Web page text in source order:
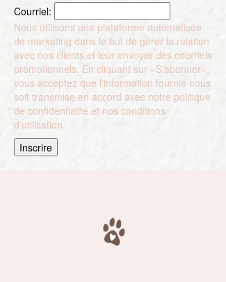
Courriel:
Nous utilisons une plateforme automatisée
de marketing dans le but de gérer la relation
avec nos clients et leur envoyer des courriels
promotionnels. En cliquant sur «S'abonner»,
vous acceptez que l'information fournie nous
soit transmise en accord avec notre politique
de confidentialité et nos conditions
d'utilisation.